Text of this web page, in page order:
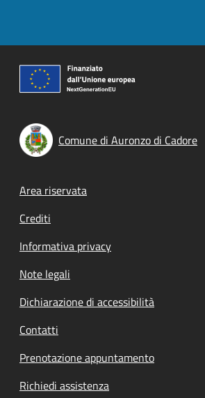
Comune di Auronzo di Cadore
Footer menu
Area riservata
Crediti
Informativa privacy
Note legali
Dichiarazione di accessibilità
Contatti
Prenotazione appuntamento
Richiedi assistenza